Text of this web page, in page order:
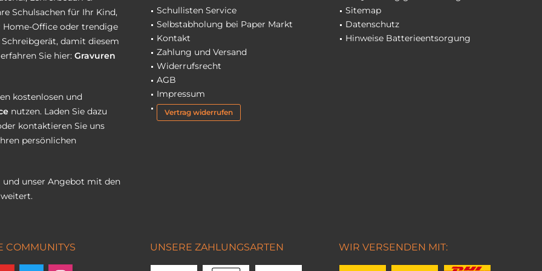
Schulsachen für Ihr Kind,
Home-Office oder trendige
damit diesem
Sie hier: Gravuren
kostenlosen und
nutzen. Laden Sie dazu
kontaktieren Sie uns
persönlichen
unser Angebot mit den
Schullisten Service
Selbstabholung bei Paper Markt
Kontakt
Zahlung und Versand
Widerrufsrecht
AGB
Impressum
Vertrag widerrufen
Sitemap
Datenschutz
Hinweise Batterieentsorgung
COMMUNITYS UNSERE ZAHLUNGSARTEN WIR VERSENDEN MIT: